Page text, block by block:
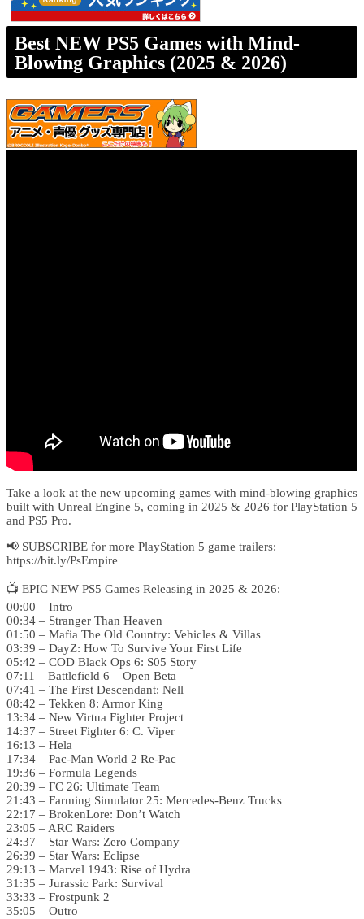
Best NEW PS5 Games with Mind-
Blowing Graphics (2025 & 2026)
Take a look at the new upcoming games with mind-blowing graphics
built with Unreal Engine 5, coming in 2025 & 2026 for PlayStation 5
and PS5 Pro.
📢 SUBSCRIBE for more PlayStation 5 game trailers:
https://bit.ly/PsEmpire
📺 EPIC NEW PS5 Games Releasing in 2025 & 2026:
00:00 – Intro
00:34 – Stranger Than Heaven
01:50 – Mafia The Old Country: Vehicles & Villas
03:39 – DayZ: How To Survive Your First Life
05:42 – COD Black Ops 6: S05 Story
07:11 – Battlefield 6 – Open Beta
07:41 – The First Descendant: Nell
08:42 – Tekken 8: Armor King
13:34 – New Virtua Fighter Project
14:37 – Street Fighter 6: C. Viper
16:13 – Hela
17:34 – Pac-Man World 2 Re-Pac
19:36 – Formula Legends
20:39 – FC 26: Ultimate Team
21:43 – Farming Simulator 25: Mercedes-Benz Trucks
22:17 – BrokenLore: Don’t Watch
23:05 – ARC Raiders
24:37 – Star Wars: Zero Company
26:39 – Star Wars: Eclipse
29:13 – Marvel 1943: Rise of Hydra
31:35 – Jurassic Park: Survival
33:33 – Frostpunk 2
35:05 – Outro